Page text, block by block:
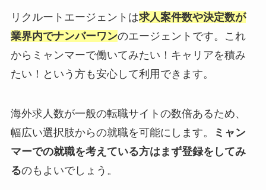
リクルートエージェントは求人案件数や決定数が
業界内でナンバーワンのエージェントです。これ
からミャンマーで働いてみたい！キャリアを積み
たい！という方も安心して利用できます。
海外求人数が一般の転職サイトの数倍あるため、
幅広い選択肢からの就職を可能にします。
ミャン
マーでの就職を考えている方はまず登録をしてみ
るのもよいでしょう。